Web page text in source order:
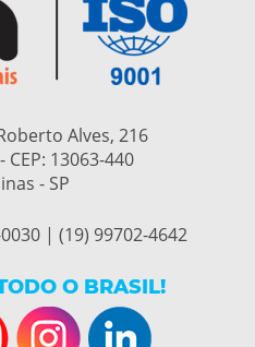
Alves, 216
CEP: 13063-440
- SP
| (19) 99702-4642
O BRASIL!